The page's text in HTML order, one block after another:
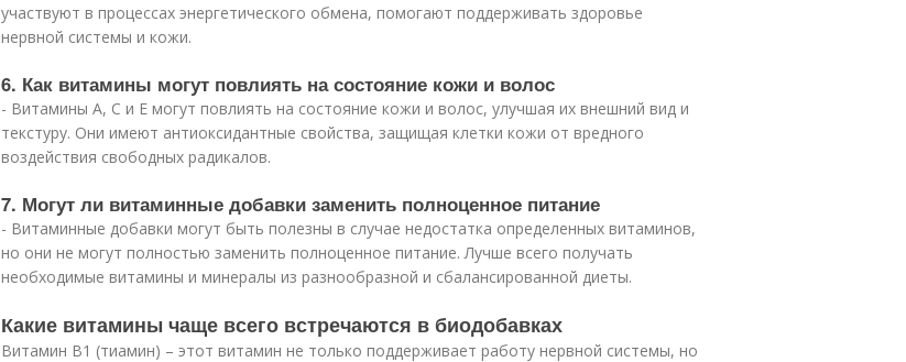
участвуют в процессах энергетического обмена, помогают поддерживать здоровье
нервной системы и кожи.
6. Как витамины могут повлиять на состояние кожи и волос
- Витамины А, С и Е могут повлиять на состояние кожи и волос, улучшая их внешний вид и
текстуру. Они имеют антиоксидантные свойства, защищая клетки кожи от вредного
воздействия свободных радикалов.
7. Могут ли витаминные добавки заменить полноценное питание
- Витаминные добавки могут быть полезны в случае недостатка определенных витаминов,
но они не могут полностью заменить полноценное питание. Лучше всего получать
необходимые витамины и минералы из разнообразной и сбалансированной диеты.
Какие витамины чаще всего встречаются в биодобавках
Витамин В1 (тиамин) – этот витамин не только поддерживает работу нервной системы, но